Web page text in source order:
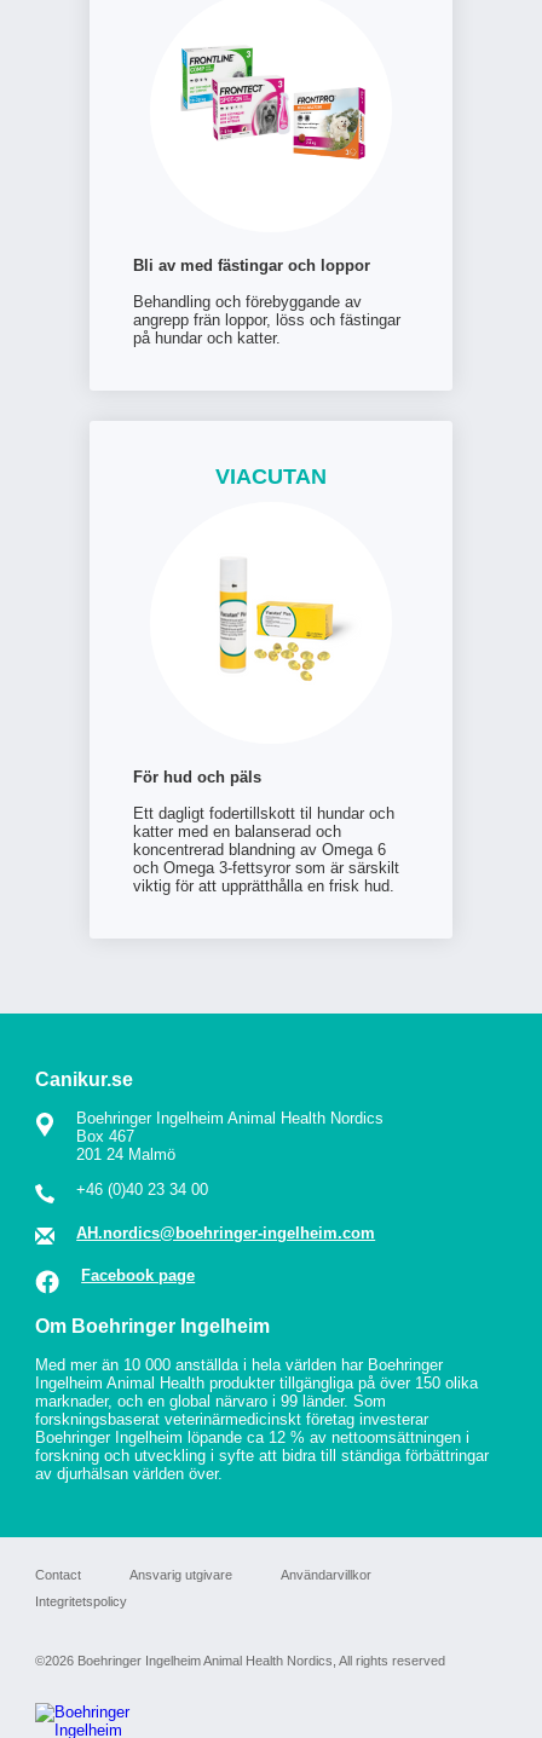
Bli av med fästingar och loppor
Behandling och förebyggande av
angrepp frän loppor, löss och fästingar
på hundar och katter.
VIACUTAN
För hud och päls
Ett dagligt fodertillskott til hundar och
katter med en balanserad och
koncentrerad blandning av Omega 6
och Omega 3-fettsyror som är särskilt
viktig för att upprätthålla en frisk hud.
Canikur.se
Boehringer Ingelheim Animal Health Nordics
Box 467
201 24 Malmö
+46 (0)40 23 34 00
AH.nordics@boehringer-ingelheim.com
Facebook page
Om Boehringer Ingelheim
Med mer än 10 000 anställda i hela världen har Boehringer
Ingelheim Animal Health produkter tillgängliga på över 150 olika
marknader, och en global närvaro i 99 länder. Som
forskningsbaserat veterinärmedicinskt företag investerar
Boehringer Ingelheim löpande ca 12 % av nettoomsättningen i
forskning och utveckling i syfte att bidra till ständiga förbättringar
av djurhälsan världen över.
Footer
Contact Ansvarig utgivare
Användarvillkor
Integritetspolicy
©2026 Boehringer Ingelheim Animal Health Nordics, All rights reserved